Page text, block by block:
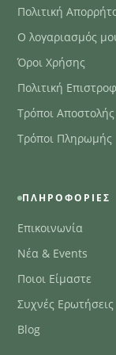
Πολιτική
Ο λογαριασμός
Όροι Χρήσης
Πολιτική
Τρόποι Αποστολής
Τρόποι Πληρωμής
ΠΛΗΡΟΦΟΡΊΕΣ
Επικοινωνία
Νέα & Events
Ποιοι Είμαστε
Συχνές Ερωτήσεις
Blog